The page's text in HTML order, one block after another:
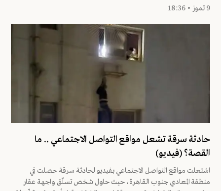
9 تموز • 18:36
حادثة سرقة تشعل مواقع التواصل الاجتماعي .. ما
القصة؟ (فيديو)
اشتعلت مواقع التواصل الاجتماعي بفيديو لحادثة سرقة حصلت في
منطقة المعادي جنوب القاهرة، حيث حاول شخص تسلّق واجهة عقار